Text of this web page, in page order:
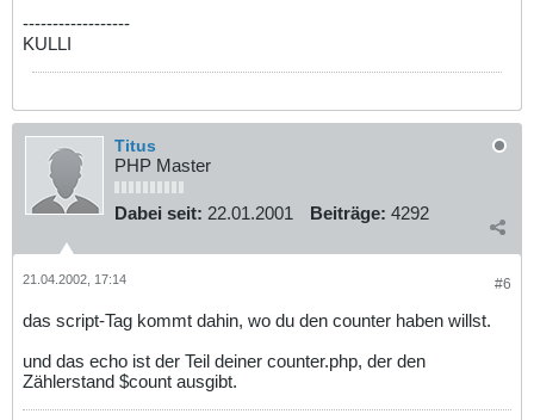
------------------
KULLI
Titus
PHP Master
Dabei seit: 22.01.2001 Beiträge: 4292
#6
21.04.2002, 17:14
das script-Tag kommt dahin, wo du den counter haben willst.
und das echo ist der Teil deiner counter.php, der den
Zählerstand $count ausgibt.